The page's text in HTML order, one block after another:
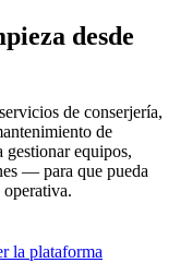
desde
de conserjería,
de
gestionar equipos,
— para que pueda
la plataforma